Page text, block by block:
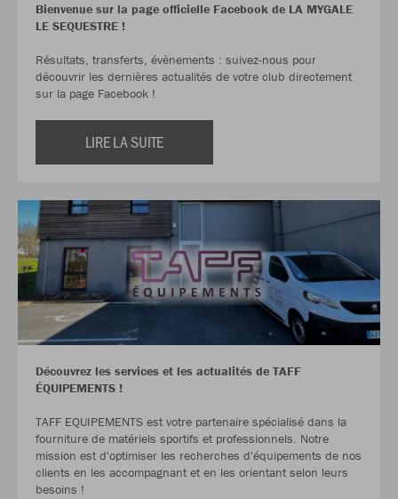
Bienvenue sur la page officielle Facebook de LA MYGALE
LE SEQUESTRE !
Résultats, transferts, évènements : suivez-nous pour
découvrir les dernières actualités de votre club directement
sur la page Facebook !
LIRE LA SUITE
Découvrez les services et les actualités de TAFF
ÉQUIPEMENTS !
TAFF EQUIPEMENTS est votre partenaire spécialisé dans la
fourniture de matériels sportifs et professionnels. Notre
mission est d'optimiser les recherches d'équipements de nos
clients en les accompagnant et en les orientant selon leurs
besoins !